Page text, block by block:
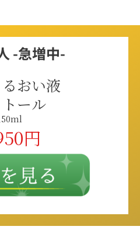
-急増中-
おい液
ール
円